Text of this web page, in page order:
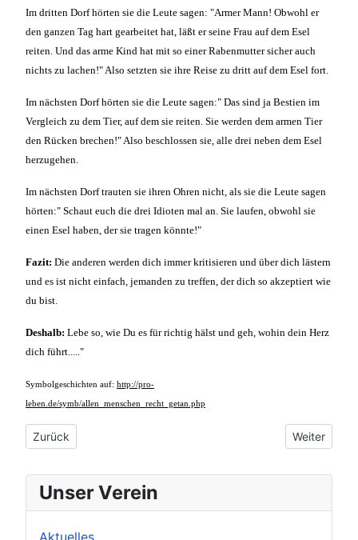
Unser Verein
Aktuelles
Im dritten Dorf hörten sie die Leute sagen: "Armer Mann! Obwohl er
den ganzen Tag hart gearbeitet hat, läßt er seine Frau auf dem Esel
reiten. Und das arme Kind hat mit so einer Rabenmutter sicher auch
nichts zu lachen!" Also setzten sie ihre Reise zu dritt auf dem Esel fort.
Im nächsten Dorf hörten sie die Leute sagen:" Das sind ja Bestien im
Vergleich zu dem Tier, auf dem sie reiten. Sie werden dem armen Tier
den Rücken brechen!" Also beschlossen sie, alle drei neben dem Esel
herzugehen.
Im nächsten Dorf trauten sie ihren Ohren nicht, als sie die Leute sagen
hörten:" Schaut euch die drei Idioten mal an. Sie laufen, obwohl sie
einen Esel haben, der sie tragen könnte!"
Fazit: Die anderen werden dich immer kritisieren und über dich lästern
und es ist nicht einfach, jemanden zu treffen, der dich so akzeptiert wie
du bist.
Deshalb: Lebe so, wie Du es für richtig hälst und geh, wohin dein Herz
dich führt....."
Symbolgeschichten auf: http://pro-
leben.de/symb/allen_menschen_recht_getan.php
Vorheriger Beitrag: Der Zettel
Zurück Nächster
Weiter